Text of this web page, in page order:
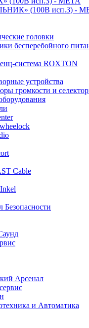
(100В исп.3) -
головки
бесперебойного
система ROXTON
устройства
громкости и
Cable
Безопасности
Арсенал
и Автоматика